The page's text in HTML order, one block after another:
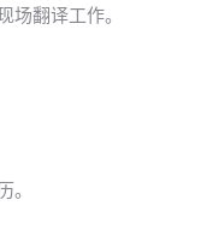
场翻译工作。
。